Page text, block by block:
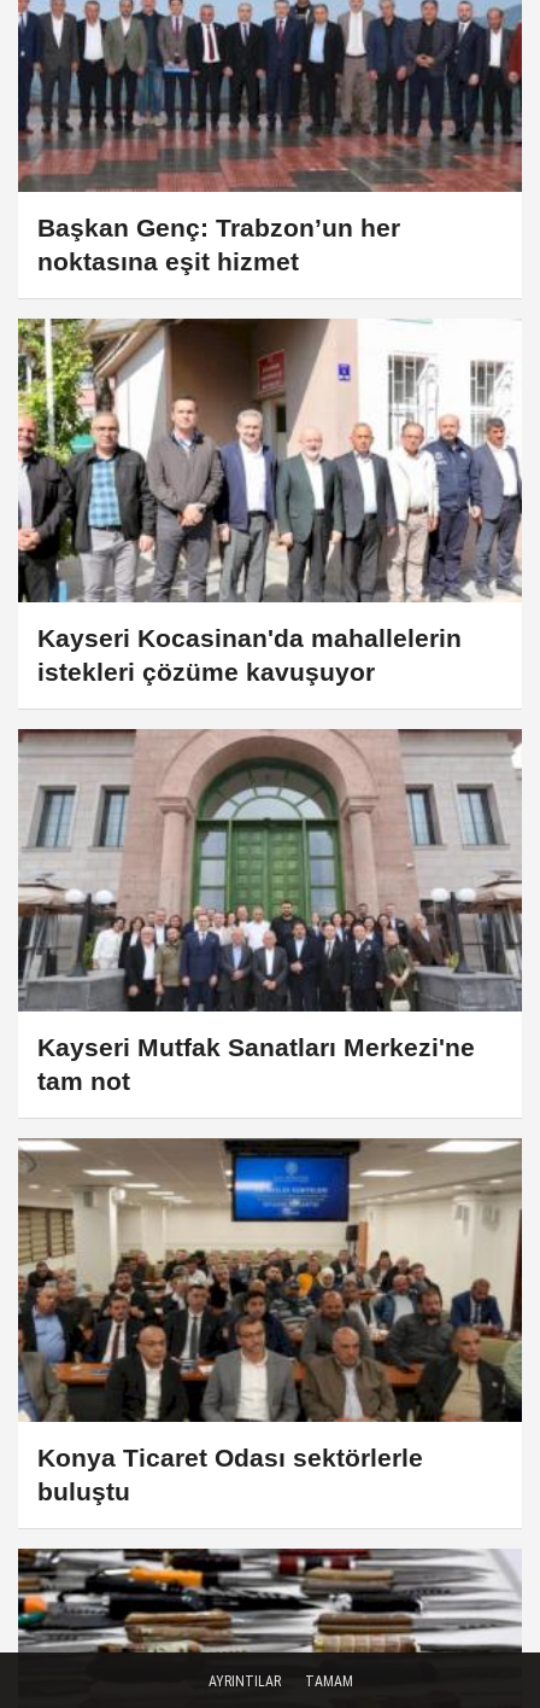
Başkan Genç: Trabzon’un her
noktasına eşit hizmet
Kayseri Kocasinan'da mahallelerin
istekleri çözüme kavuşuyor
Kayseri Mutfak Sanatları Merkezi'ne
tam not
Konya Ticaret Odası sektörlerle
buluştu
AYRINTILAR TAMAM